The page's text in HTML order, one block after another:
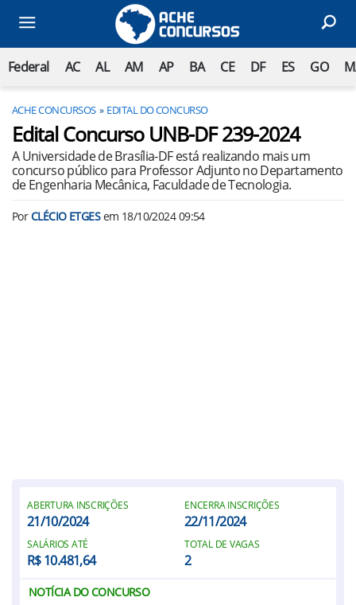
Federal AC AL AM AP BA CE DF ES GO
ACHE CONCURSOS EDITAL DO CONCURSO
Edital Concurso UNB-DF 239-2024
A Universidade de Brasília-DF está realizando mais um
concurso público para Professor Adjunto no Departamento
de Engenharia Mecânica, Faculdade de Tecnologia.
PorCLÉCIO ETGESem 18/10/2024 09:54
ABERTURA INSCRIÇÕES
21/10/2024
ENCERRA INSCRIÇÕES
22/11/2024
SALÁRIOS ATÉ
R$ 10.481,64
TOTAL DE VAGAS
2
NOTÍCIA DO CONCURSO